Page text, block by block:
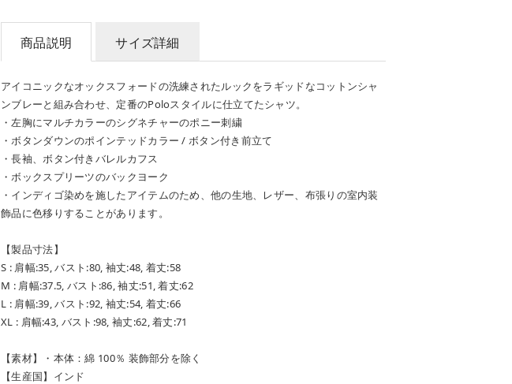
商品説明 サイズ詳細
アイコニックなオックスフォードの洗練されたルックをラギッドなコットンシャ
ンブレーと組み合わせ、定番のPoloスタイルに仕立てたシャツ。
・左胸にマルチカラーのシグネチャーのポニー刺繍
・ボタンダウンのポインテッドカラー / ボタン付き前立て
・長袖、ボタン付きバレルカフス
・ボックスプリーツのバックヨーク
・インディゴ染めを施したアイテムのため、他の生地、レザー、布張りの室内装
飾品に色移りすることがあります。
【製品寸法】
S : 肩幅:35, バスト:80, 袖丈:48, 着丈:58
M : 肩幅:37.5, バスト:86, 袖丈:51, 着丈:62
L : 肩幅:39, バスト:92, 袖丈:54, 着丈:66
XL : 肩幅:43, バスト:98, 袖丈:62, 着丈:71
【素材】・本体：綿 100％ 装飾部分を除く
【生産国】インド